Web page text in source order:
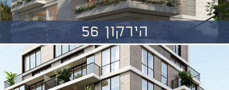
הירקון 56